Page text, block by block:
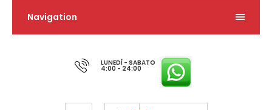
Navigation
LUNEDÌ - SABATO
4:00 - 24:00